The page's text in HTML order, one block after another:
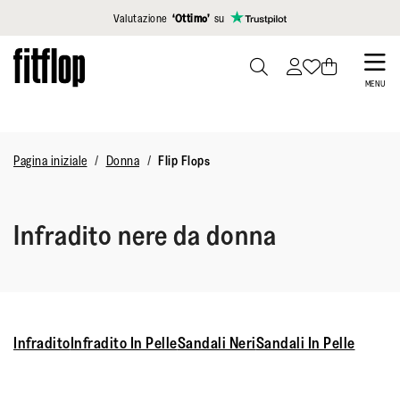
Clicca per vedere la nostra Dichiarazione di Accessibilità
Valutazione ‘Ottimo’ su
Skip
to
MENU
Pagina iniziale Donna Flip Flops
Infradito nere da donna
InfraditoInfradito In PelleSandali NeriSandali In Pelle